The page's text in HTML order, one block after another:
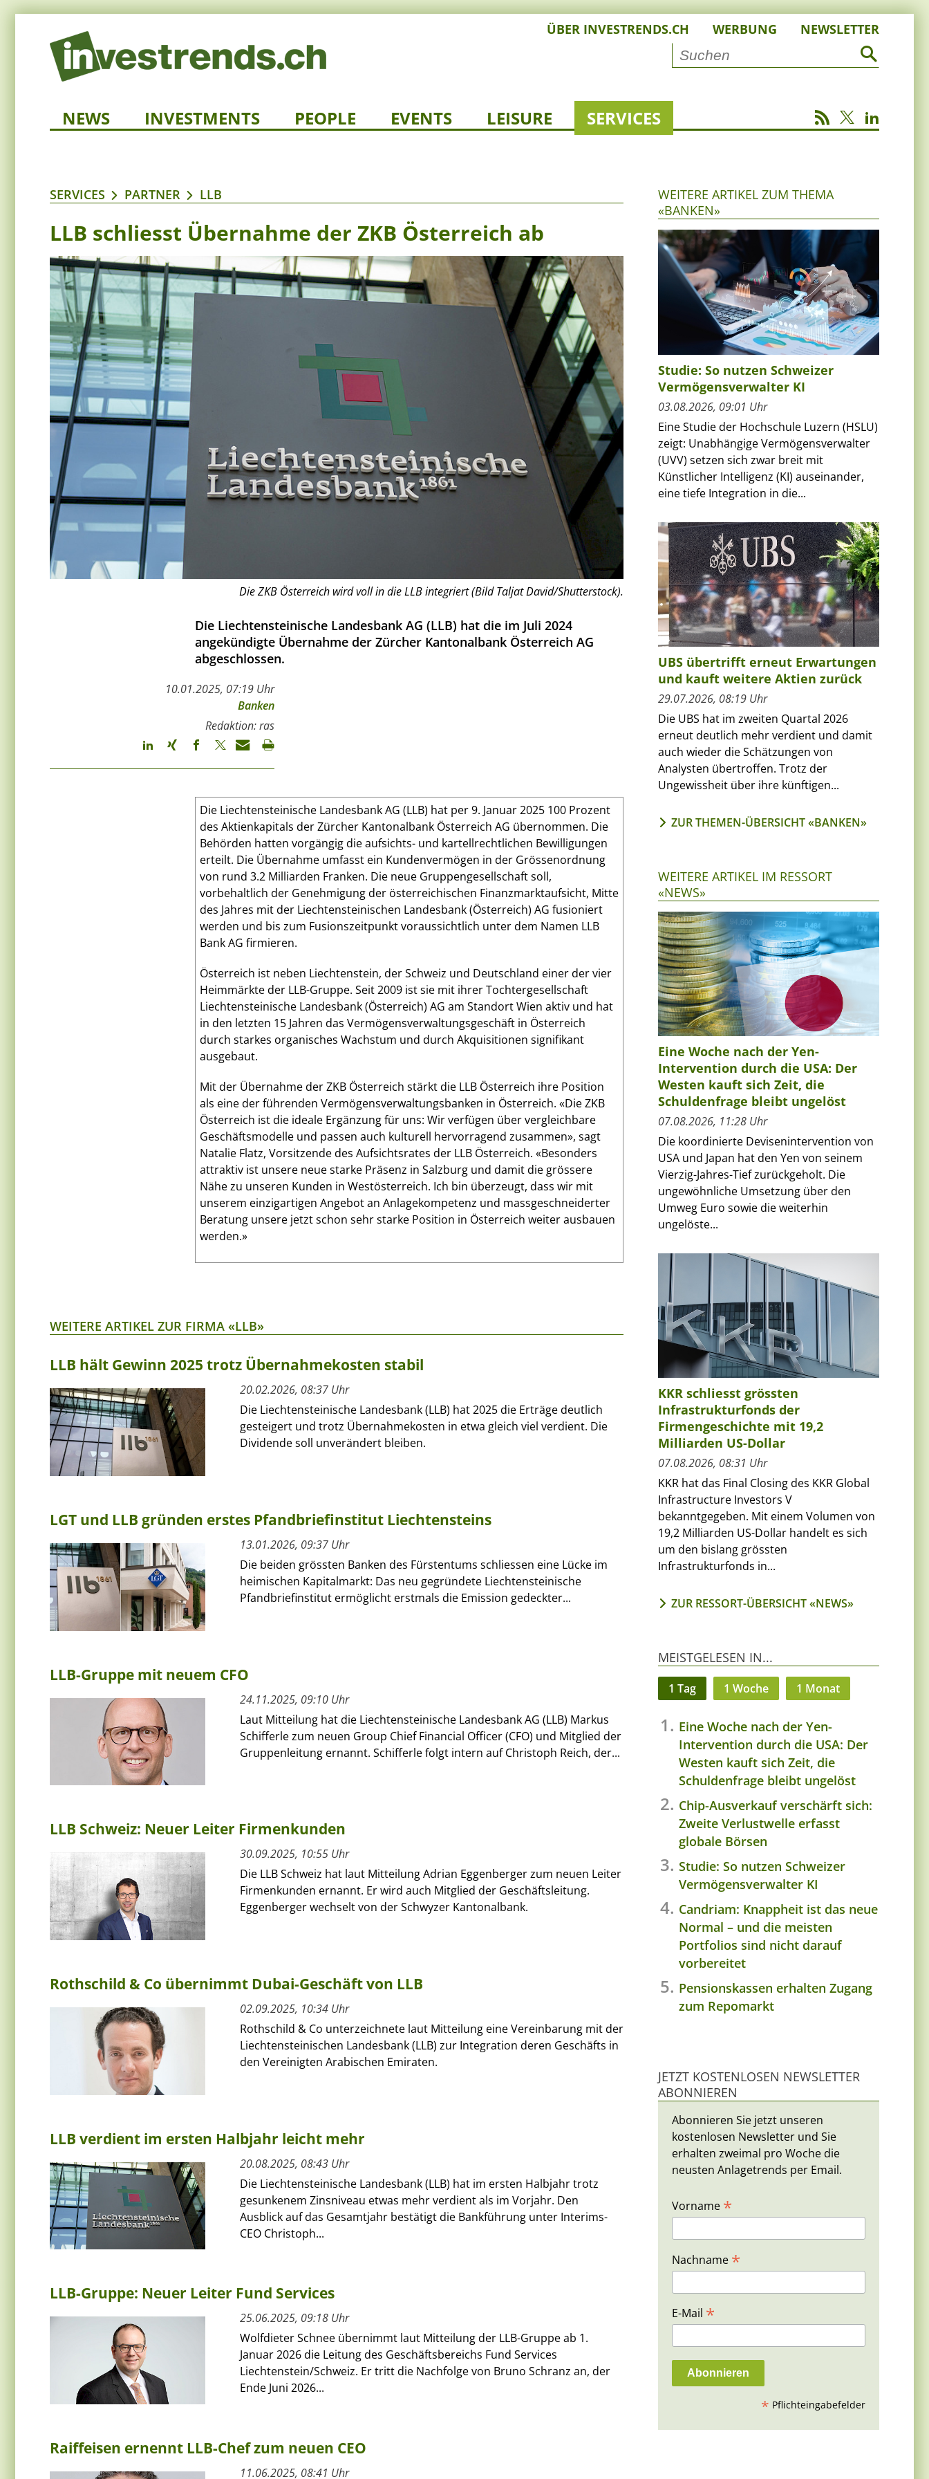
ÜBER INVESTRENDS.CH WERBUNG NEWSLETTER
NEWS INVESTMENTS PEOPLE EVENTS LEISURE SERVICES
SERVICES PARTNER LLB
LLB schliesst Übernahme der ZKB Österreich ab
Die ZKB Österreich wird voll in die LLB integriert (Bild Taljat David/Shutterstock).
Die Liechtensteinische Landesbank AG (LLB) hat die im Juli 2024
angekündigte Übernahme der Zürcher Kantonalbank Österreich AG
abgeschlossen.
10.01.2025, 07:19 Uhr
Banken
Redaktion: ras
Die Liechtensteinische Landesbank AG (LLB) hat per 9. Januar 2025 100 Prozent
des Aktienkapitals der Zürcher Kantonalbank Österreich AG übernommen. Die
Behörden hatten vorgängig die aufsichts- und kartellrechtlichen Bewilligungen
erteilt. Die Übernahme umfasst ein Kundenvermögen in der Grössenordnung
von rund 3.2 Milliarden Franken. Die neue Gruppengesellschaft soll,
vorbehaltlich der Genehmigung der österreichischen Finanzmarktaufsicht, Mitte
des Jahres mit der Liechtensteinischen Landesbank (Österreich) AG fusioniert
werden und bis zum Fusionszeitpunkt voraussichtlich unter dem Namen LLB
Bank AG firmieren.
Österreich ist neben Liechtenstein, der Schweiz und Deutschland einer der vier
Heimmärkte der LLB-Gruppe. Seit 2009 ist sie mit ihrer Tochtergesellschaft
Liechtensteinische Landesbank (Österreich) AG am Standort Wien aktiv und hat
in den letzten 15 Jahren das Vermögensverwaltungsgeschäft in Österreich
durch starkes organisches Wachstum und durch Akquisitionen signifikant
ausgebaut.
Mit der Übernahme der ZKB Österreich stärkt die LLB Österreich ihre Position
als eine der führenden Vermögensverwaltungsbanken in Österreich. «Die ZKB
Österreich ist die ideale Ergänzung für uns: Wir verfügen über vergleichbare
Geschäftsmodelle und passen auch kulturell hervorragend zusammen», sagt
Natalie Flatz, Vorsitzende des Aufsichtsrates der LLB Österreich. «Besonders
attraktiv ist unsere neue starke Präsenz in Salzburg und damit die grössere
Nähe zu unseren Kunden in Westösterreich. Ich bin überzeugt, dass wir mit
unserem einzigartigen Angebot an Anlagekompetenz und massgeschneiderter
Beratung unsere jetzt schon sehr starke Position in Österreich weiter ausbauen
werden.»
WEITERE ARTIKEL ZUR FIRMA «LLB»
LLB hält Gewinn 2025 trotz Übernahmekosten stabil
20.02.2026, 08:37 Uhr
Die Liechtensteinische Landesbank (LLB) hat 2025 die Erträge deutlich
gesteigert und trotz Übernahmekosten in etwa gleich viel verdient. Die
Dividende soll unverändert bleiben.
LGT und LLB gründen erstes Pfandbriefinstitut Liechtensteins
13.01.2026, 09:37 Uhr
Die beiden grössten Banken des Fürstentums schliessen eine Lücke im
heimischen Kapitalmarkt: Das neu gegründete Liechtensteinische
Pfandbriefinstitut ermöglicht erstmals die Emission gedeckter...
LLB-Gruppe mit neuem CFO
24.11.2025, 09:10 Uhr
Laut Mitteilung hat die Liechtensteinische Landesbank AG (LLB) Markus
Schifferle zum neuen Group Chief Financial Officer (CFO) und Mitglied der
Gruppenleitung ernannt. Schifferle folgt intern auf Christoph Reich, der...
LLB Schweiz: Neuer Leiter Firmenkunden
30.09.2025, 10:55 Uhr
Die LLB Schweiz hat laut Mitteilung Adrian Eggenberger zum neuen Leiter
Firmenkunden ernannt. Er wird auch Mitglied der Geschäftsleitung.
Eggenberger wechselt von der Schwyzer Kantonalbank.
Rothschild & Co übernimmt Dubai-Geschäft von LLB
02.09.2025, 10:34 Uhr
Rothschild & Co unterzeichnete laut Mitteilung eine Vereinbarung mit der
Liechtensteinischen Landesbank (LLB) zur Integration deren Geschäfts in
den Vereinigten Arabischen Emiraten.
LLB verdient im ersten Halbjahr leicht mehr
20.08.2025, 08:43 Uhr
Die Liechtensteinische Landesbank (LLB) hat im ersten Halbjahr trotz
gesunkenem Zinsniveau etwas mehr verdient als im Vorjahr. Den
Ausblick auf das Gesamtjahr bestätigt die Bankführung unter Interims-
CEO Christoph...
LLB-Gruppe: Neuer Leiter Fund Services
25.06.2025, 09:18 Uhr
Wolfdieter Schnee übernimmt laut Mitteilung der LLB-Gruppe ab 1.
Januar 2026 die Leitung des Geschäftsbereichs Fund Services
Liechtenstein/Schweiz. Er tritt die Nachfolge von Bruno Schranz an, der
Ende Juni 2026...
Raiffeisen ernennt LLB-Chef zum neuen CEO
11.06.2025, 08:41 Uhr
WEITERE ARTIKEL ZUM THEMA
«BANKEN»
Studie: So nutzen Schweizer
Vermögensverwalter KI
03.08.2026, 09:01 Uhr
Eine Studie der Hochschule Luzern (HSLU)
zeigt: Unabhängige Vermögensverwalter
(UVV) setzen sich zwar breit mit
Künstlicher Intelligenz (KI) auseinander,
eine tiefe Integration in die...
UBS übertrifft erneut Erwartungen
und kauft weitere Aktien zurück
29.07.2026, 08:19 Uhr
Die UBS hat im zweiten Quartal 2026
erneut deutlich mehr verdient und damit
auch wieder die Schätzungen von
Analysten übertroffen. Trotz der
Ungewissheit über ihre künftigen...
ZUR THEMEN-ÜBERSICHT «BANKEN»
WEITERE ARTIKEL IM RESSORT
«NEWS»
Eine Woche nach der Yen-
Intervention durch die USA: Der
Westen kauft sich Zeit, die
Schuldenfrage bleibt ungelöst
07.08.2026, 11:28 Uhr
Die koordinierte Devisenintervention von
USA und Japan hat den Yen von seinem
Vierzig-Jahres-Tief zurückgeholt. Die
ungewöhnliche Umsetzung über den
Umweg Euro sowie die weiterhin
ungelöste...
KKR schliesst grössten
Infrastrukturfonds der
Firmengeschichte mit 19,2
Milliarden US-Dollar
07.08.2026, 08:31 Uhr
KKR hat das Final Closing des KKR Global
Infrastructure Investors V
bekanntgegeben. Mit einem Volumen von
19,2 Milliarden US-Dollar handelt es sich
um den bislang grössten
Infrastrukturfonds in...
ZUR RESSORT-ÜBERSICHT «NEWS»
MEISTGELESEN IN...
1 Tag 1 Woche 1 Monat
Eine Woche nach der Yen-
Intervention durch die USA: Der
Westen kauft sich Zeit, die
Schuldenfrage bleibt ungelöst
Chip-Ausverkauf verschärft sich:
Zweite Verlustwelle erfasst
globale Börsen
Studie: So nutzen Schweizer
Vermögensverwalter KI
Candriam: Knappheit ist das neue
Normal – und die meisten
Portfolios sind nicht darauf
vorbereitet
Pensionskassen erhalten Zugang
zum Repomarkt
JETZT KOSTENLOSEN NEWSLETTER
ABONNIEREN
Abonnieren Sie jetzt unseren
kostenlosen Newsletter und Sie
erhalten zweimal pro Woche die
neusten Anlagetrends per Email.
Vorname *
Nachname *
E-Mail *
* Pflichteingabefelder